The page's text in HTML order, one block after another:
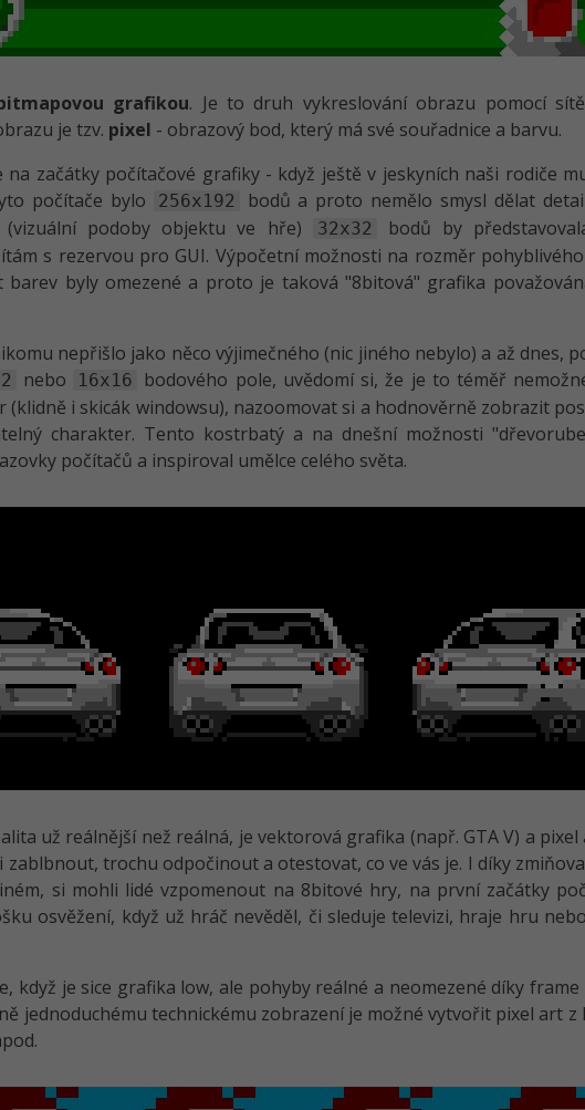
grafikou. Je to druh vykreslování obrazu pomocí
je tzv. pixel - obrazový bod, který má své souřadnice a barvu.
na začátky počítačové grafiky - když ještě v jeskyních naši rodiče
počítače bylo
256x192
bodů a proto nemělo smysl dělat
podoby objektu ve hře)
32x32
bodů by
s rezervou pro GUI. Výpočetní možnosti na rozměr
byly omezené a proto je taková "8bitová" grafika
nepřišlo jako něco výjimečného (nic jiného nebylo) a až dnes,
nebo 16x16
bodového pole, uvědomí si, že je to téměř
i skicák windowsu), nazoomovat si a hodnověrně zobrazit
charakter. Tento kostrbatý a na dnešní možnosti
počítačů a inspiroval umělce celého světa.
už reálnější než reálná, je vektorová grafika (např. GTA V) a
zablbnout, trochu odpočinout a otestovat, co ve vás je. I díky
si mohli lidé vzpomenout na 8bitové hry, na první začátky
osvěžení, když už hráč nevěděl, či sleduje televizi, hraje hru
když je sice grafika low, ale pohyby reálné a neomezené díky
jednoduchému technickému zobrazení je možné vytvořit pixel art z